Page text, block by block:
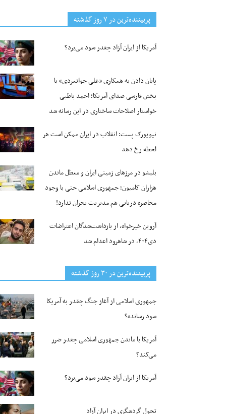
پربیننده‌ترین‌ در ۷ روز گذشته
آمریکا از ایران آزاد چقدر سود می‌برد؟
پایان دادن به همکاری «علی جوانمردی» با
بخش فارسی صدای آمریکا؛ احمد باطبی
خواستار اصلاحات ساختاری در این رسانه شد
نیویورک پست: انقلاب در ایران ممکن است هر
لحظه رخ دهد
بلبشو در مرزهای زمینی ایران و معطل ماندن
هزاران کامیون؛ جمهوری اسلامی حتی با وجود
محاصره دریایی هم مدیریت بحران ندارد!
آروین خیرخواه، از بازداشت‌شدگان اعتراضات
دی۴۰۴، در شاهرود اعدام شد
پربیننده‌ترین‌ در ۳۰ روز گذشته
جمهوری اسلامی از آغاز جنگ چقدر به آمریکا
سود رسانده؟
آمریکا با ماندن جمهوری اسلامی چقدر ضرر
می‌کند؟
آمریکا از ایران آزاد چقدر سود می‌برد؟
تحول گردشگری در ایران آزاد